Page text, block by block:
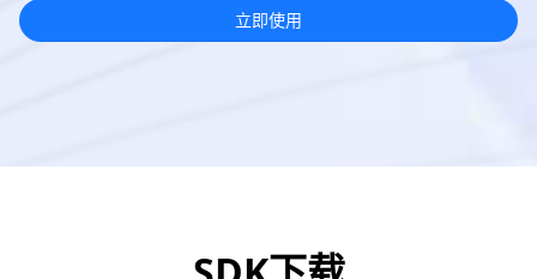
立即使用